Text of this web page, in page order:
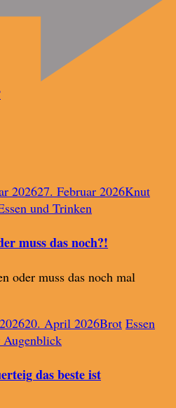
202627. Februar 2026Knut
und Trinken
muss das noch?!
20. April 2026Brot Essen
das beste ist